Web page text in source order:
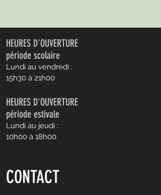
HEURES D'OUVERTURE
période scolaire
Lundi au vendredi :
15h30 à 21h00
HEURES D'OUVERTURE
période estivale
Lundi au jeudi :
10h00 à 18h00
CONTACT